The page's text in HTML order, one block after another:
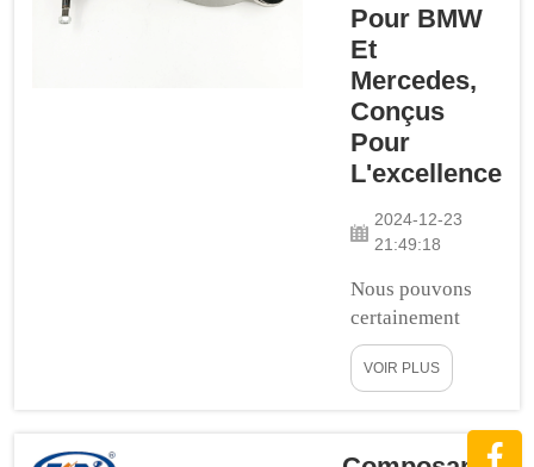
belle allure non
seulement à
l'extérieur, mais
aussi depuis le
volant. Vous
pouvez posséder
Pour BMW
Et
Mercedes,
Conçus
Pour
L'excellence
2024-12-23
21:49:18
Nous pouvons
certainement
vous le dire ;
BMW et
une expérience.
Parce qu'ils
VOIR PLUS